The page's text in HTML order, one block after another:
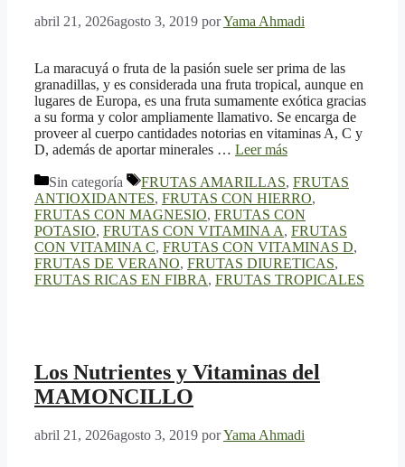
abril 21, 2026agosto 3, 2019 porYama Ahmadi
La maracuyá o fruta de la pasión suele ser prima de las
granadillas, y es considerada una fruta tropical, aunque en
lugares de Europa, es una fruta sumamente exótica gracias
a su forma y color ampliamente llamativo. Se encarga de
proveer al cuerpo cantidades notorias en vitaminas A, C y
D, además de aportar minerales … Leer más
Categorías
Sin categoría Etiquetas
FRUTAS AMARILLAS, FRUTAS
ANTIOXIDANTES, FRUTAS CON HIERRO,
FRUTAS CON MAGNESIO, FRUTAS CON
POTASIO, FRUTAS CON VITAMINA A, FRUTAS
CON VITAMINA C, FRUTAS CON VITAMINAS D,
FRUTAS DE VERANO, FRUTAS DIURETICAS,
FRUTAS RICAS EN FIBRA, FRUTAS TROPICALES
Los Nutrientes y Vitaminas del
MAMONCILLO
abril 21, 2026agosto 3, 2019 porYama Ahmadi